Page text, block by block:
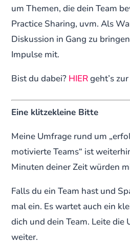
um Themen, die dein Team
Practice Sharing, uvm. Als
Diskussion in Gang zu
Impulse mit.
Bist du dabei? HIERgeht’s
Eine klitzekleine Bitte
Meine Umfrage rund um
motivierte Teams“ ist
Minuten deiner Zeit würden
Falls du ein Team hast und
mal ein. Es wartet auch ein
dich und dein Team. Leite die
weiter.